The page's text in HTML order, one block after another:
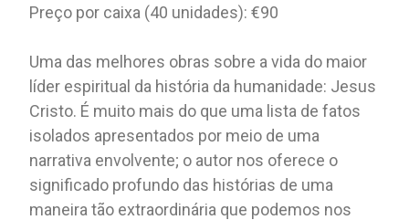
Preço por caixa (40 unidades): €90
Uma das melhores obras sobre a vida do maior
líder espiritual da história da humanidade: Jesus
Cristo. É muito mais do que uma lista de fatos
isolados apresentados por meio de uma
narrativa envolvente; o autor nos oferece o
significado profundo das histórias de uma
maneira tão extraordinária que podemos nos